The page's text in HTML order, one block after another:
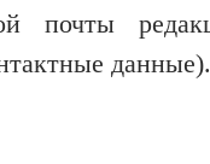
почты
данные).